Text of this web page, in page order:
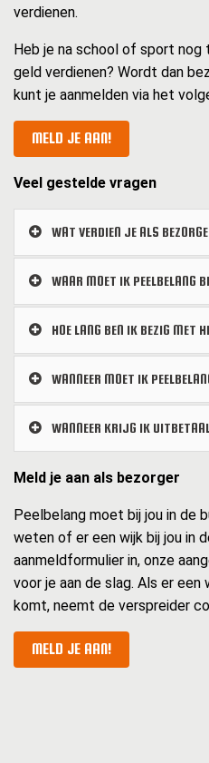
verdienen.
Heb je na school of sport
geld verdienen? Wordt dan
kunt je aanmelden via het
MELD JE AAN!
Veel gestelde vragen
WAT VERDIEN JE ALS
WAAR MOET IK PEELBELANG
HOE LANG BEN IK BEZIG MET
WANNEER MOET IK
WANNEER KRIJG IK
Meld je aan als bezorger
Peelbelang moet bij jou in de
weten of er een wijk bij jou in
aanmeldformulier in, onze
voor je aan de slag. Als er een
komt, neemt de verspreider
MELD JE AAN!